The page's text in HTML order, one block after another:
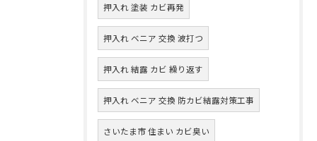
押入れ 塗装 カビ再発
押入れ ベニア 交換 波打つ
押入れ 結露 カビ 繰り返す
押入れ ベニア 交換 防カビ結露対策工事
さいたま市 住まい カビ臭い